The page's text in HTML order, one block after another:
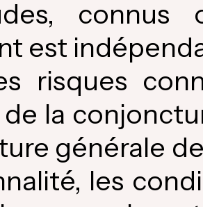
est
risques
la
générale
les